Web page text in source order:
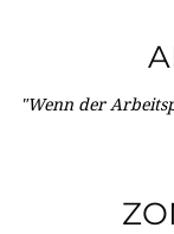
"Wenn der